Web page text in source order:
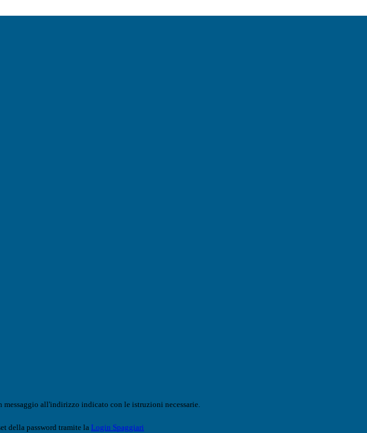
messaggio all'indirizzo indicato con le istruzioni necessarie.
della password tramite la Login Spaggiari